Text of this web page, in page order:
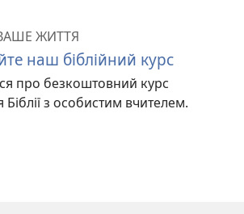
ВАШЕ ЖИТТЯ
наш біблійний курс
про безкоштовний курс
з особистим вчителем.